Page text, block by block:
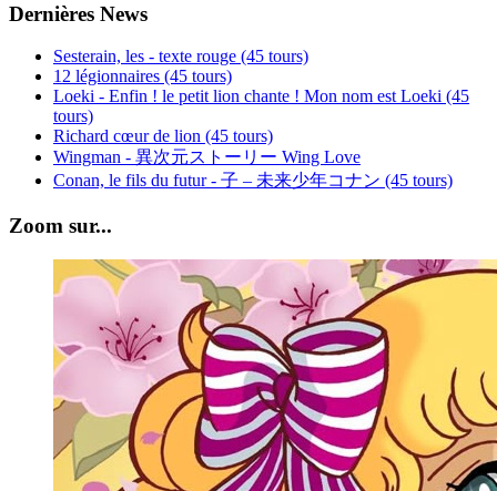
Dernières News
Sesterain, les - texte rouge (45 tours)
12 légionnaires (45 tours)
Loeki - Enfin ! le petit lion chante ! Mon nom est Loeki (45
tours)
Richard cœur de lion (45 tours)
Wingman - 異次元ストーリー Wing Love
Conan, le fils du futur - 子 – 未来少年コナン (45 tours)
Zoom sur...